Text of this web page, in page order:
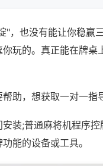
"，也没有能让你稳赢
玩的。真正能在牌
助，想获取一对一指
装;普通麻将机程序
能的设备或工具。